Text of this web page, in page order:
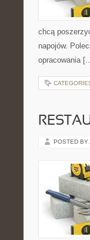
chcą
napojów.
opracowania
POSTED BY